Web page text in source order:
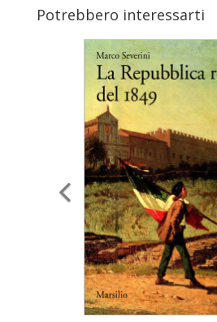
Potrebbero interessarti